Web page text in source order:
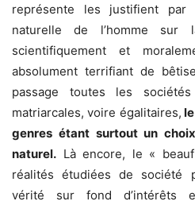
représente les justifient par
naturelle de l’homme sur
scientifiquement et
absolument terrifiant de
passage toutes les
matriarcales, voire égalitaires,
genres étant surtout un
naturel. Là encore, le «
réalités étudiées de société
vérité sur fond d’intérêts